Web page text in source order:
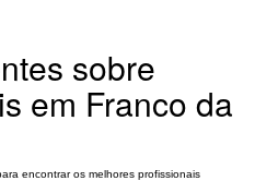
sobre
em Franco da
encontrar os melhores profissionais